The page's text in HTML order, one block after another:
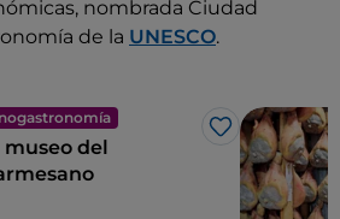
nombrada Ciudad
de la UNESCO.
Me gusta
museo del